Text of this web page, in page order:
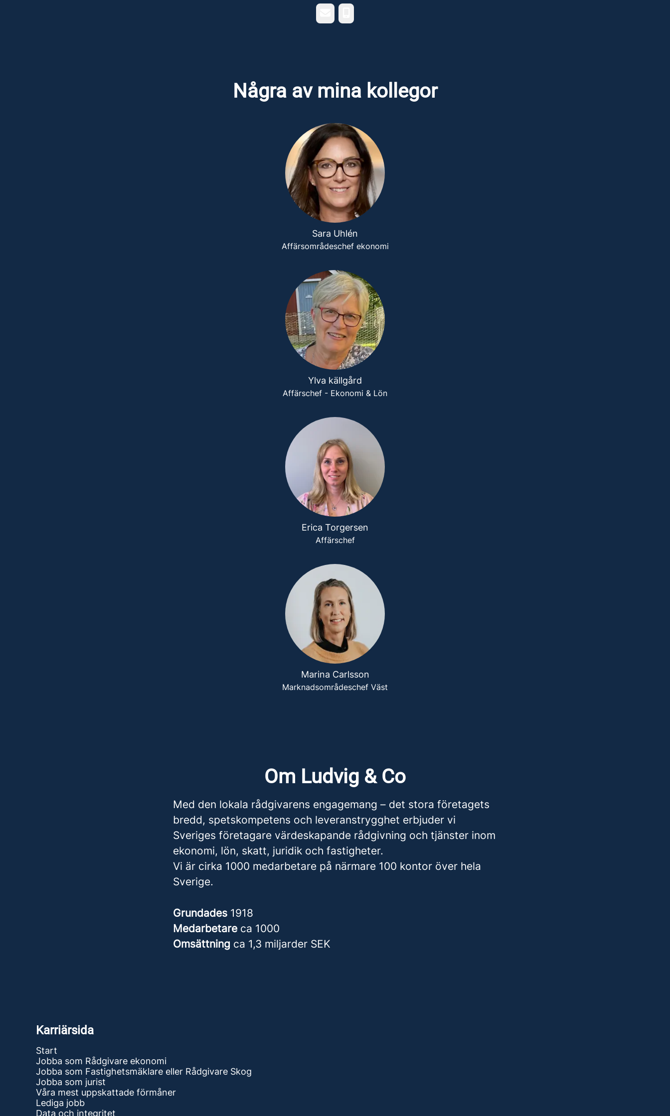
Några av mina kollegor
Sara Uhlén
Affärsområdeschef ekonomi
Ylva källgård
Affärschef - Ekonomi & Lön
Erica Torgersen
Affärschef
Marina Carlsson
Marknadsområdeschef Väst
Om Ludvig & Co
Med den lokala rådgivarens engagemang – det stora företagets
bredd, spetskompetens och leveranstrygghet erbjuder vi
Sveriges företagare värdeskapande rådgivning och tjänster inom
ekonomi, lön, skatt, juridik och fastigheter.
Vi är cirka 1000 medarbetare på närmare 100 kontor över hela
Sverige.
Grundades 1918
Medarbetare ca 1000
Omsättning ca 1,3 miljarder SEK
Karriärsida
Start
Jobba som Rådgivare ekonomi
Jobba som Fastighetsmäklare eller Rådgivare Skog
Jobba som jurist
Våra mest uppskattade förmåner
Lediga jobb
Data och integritet